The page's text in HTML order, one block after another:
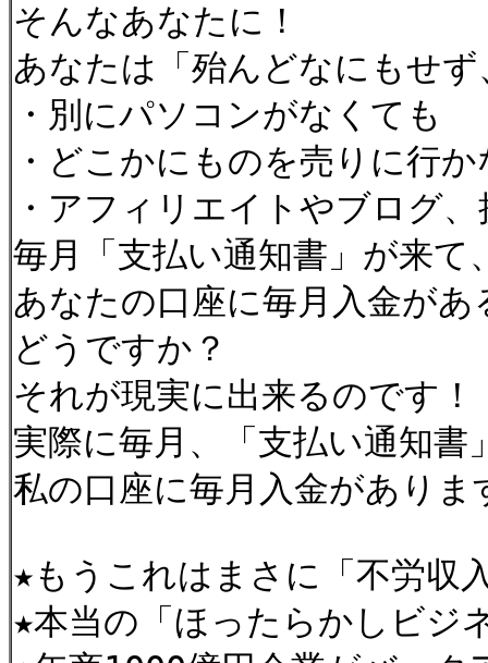
そんなあなたに！
あなたは「殆んどなにもせず
・別にパソコンがなくても
・どこかにものを売りに行
・アフィリエイトやブログ
毎月「支払い通知書」が来て
あなたの口座に毎月入金が
どうですか？
それが現実に出来るのです！
実際に毎月、「支払い通知書
私の口座に毎月入金がありま
★もうこれはまさに「不労収
★本当の「ほったらかしビジ